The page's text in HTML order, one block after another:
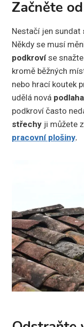
Začněte
Nestačí jen sundat
Někdy se musí
podkroví se
kromě běžných
nebo hrací koutek
udělá nová
podkroví často
střechy ji můžete
pracovní plošiny.